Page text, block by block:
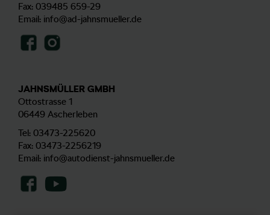
Fax: 039485 659-29
Email: info@ad-jahnsmueller.de
JAHNSMÜLLER GMBH
Ottostrasse 1
06449 Ascherleben
Tel: 03473-225620
Fax: 03473-2256219
Email: info@autodienst-jahnsmueller.de